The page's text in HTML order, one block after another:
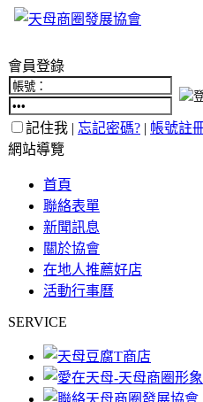
會員登錄
記住我 | 忘記密碼? | 帳號註
網站導覽
首頁
聯絡表單
新聞訊息
關於協會
在地人推薦好店
活動行事曆
SERVICE